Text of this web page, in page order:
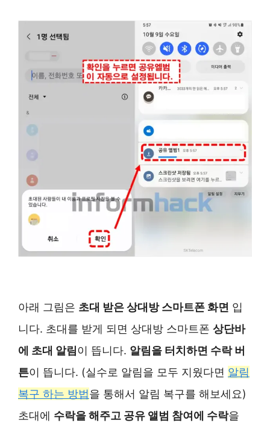
아래 그림은 초대 받은 상대방 스마트폰 화면 입
니다. 초대를 받게 되면 상대방 스마트폰 상단바
에 초대 알림이 뜹니다. 알림을 터치하면 수락 버
튼이 뜹니다. (실수로 알림을 모두 지웠다면 알림
복구 하는 방법을 통해서 알림 복구를 해보세요)
초대에 수락을 해주고 공유 앨범 참여에 수락을